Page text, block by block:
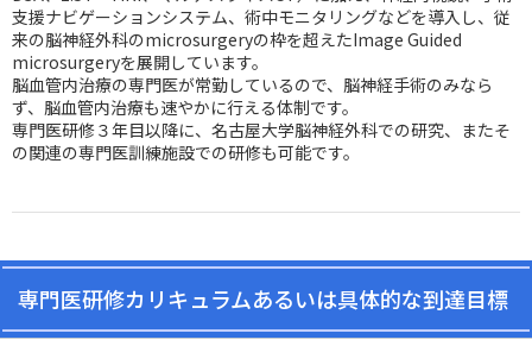
支援ナビゲーションシステム、術中モニタリングなどを導入し、従
来の脳神経外科のmicrosurgeryの枠を超えたImage Guided
microsurgeryを展開しています。
脳血管内治療の専門医が常勤しているので、脳神経手術のみなら
ず、脳血管内治療も速やかに行える体制です。
専門医研修３年目以降に、名古屋大学脳神経外科での研究、またそ
の関連の専門医訓練施設での研修も可能です。
専門医研修カリキュラムあるいは具体的な到達目標